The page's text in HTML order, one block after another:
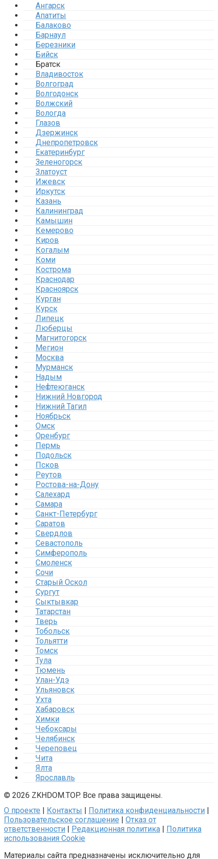
Ангарск
Апатиты
Балаково
Барнаул
Березники
Бийск
Братск
Владивосток
Волгоград
Волгодонск
Волжский
Вологда
Глазов
Дзержинск
Днепропетровск
Екатеринбург
Зеленогорск
Златоуст
Ижевск
Иркутск
Казань
Калининград
Камышин
Кемерово
Киров
Когалым
Коми
Кострома
Краснодар
Красноярск
Курган
Курск
Липецк
Люберцы
Магнитогорск
Мегион
Москва
Мурманск
Надым
Нефтеюганск
Нижний Новгород
Нижний Тагил
Ноябрьск
Омск
Оренбург
Пермь
Подольск
Псков
Реутов
Ростова-на-Дону
Салехард
Самара
Санкт-Петербург
Саратов
Свердлов
Севастополь
Симферополь
Смоленск
Сочи
Старый Оскол
Сургут
Сыктывкар
Татарстан
Тверь
Тобольск
Тольятти
Томск
Тула
Тюмень
Улан-Удэ
Ульяновск
Ухта
Хабаровск
Химки
Чебоксары
Челябинск
Череповец
Чита
Ялта
Ярославль
© 2026 ZKHDOM.TOP. Все права защищены.
О проекте | Контакты | Политика конфиденциальности |
Пользовательское соглашение | Отказ от
ответственности | Редакционная политика | Политика
использования Cookie
Материалы сайта предназначены исключительно для